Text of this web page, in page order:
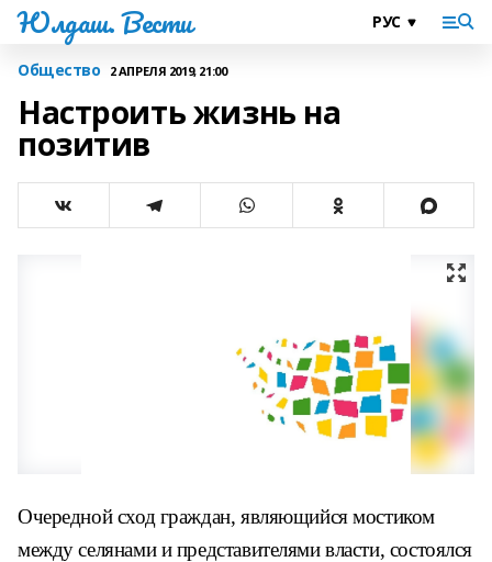
Юлдаш. Вести
Общество 2 АПРЕЛЯ 2019, 21:00
Настроить жизнь на
позитив
Очередной сход граждан, являющийся мостиком
между селянами и представителями власти, состоялся